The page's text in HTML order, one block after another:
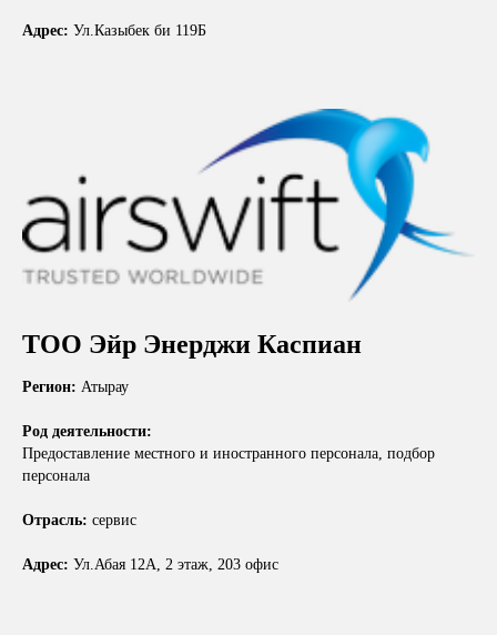
Адрес: Ул.Казыбек би 119Б
ТОО Эйр Энерджи Каспиан
Регион: Атырау
Род деятельности:
Предоставление местного и иностранного персонала, подбор
персонала
Отрасль: сервис
Адрес: Ул.Абая 12А, 2 этаж, 203 офис